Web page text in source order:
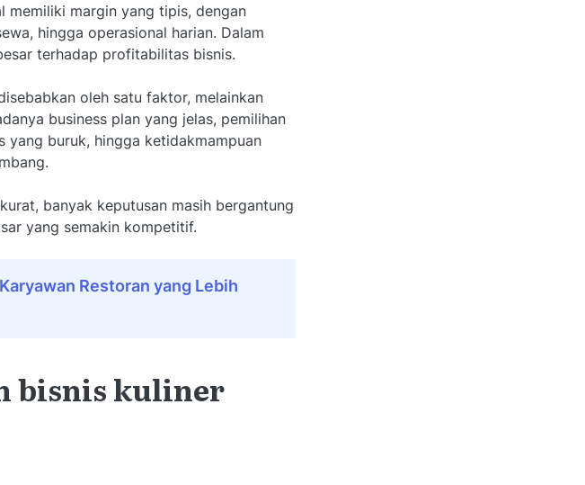
memiliki margin yang tipis, dengan
hingga operasional harian. Dalam
terhadap profitabilitas bisnis.
oleh satu faktor, melainkan
business plan yang jelas, pemilihan
yang buruk, hingga ketidakmampuan
banyak keputusan masih bergantung
yang semakin kompetitif.
Restoran yang Lebih
bisnis kuliner